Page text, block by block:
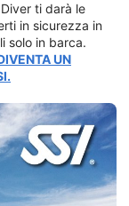
ti darà le
in sicurezza in
solo in barca.
UN